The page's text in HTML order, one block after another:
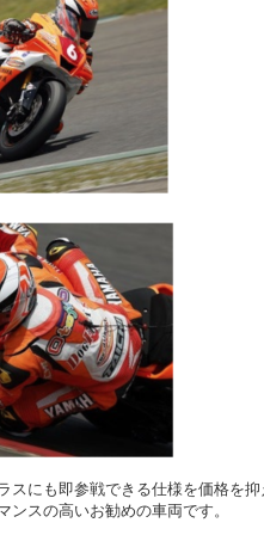
スにも即参戦できる仕様を価格を抑
スの高いお勧めの車両です。